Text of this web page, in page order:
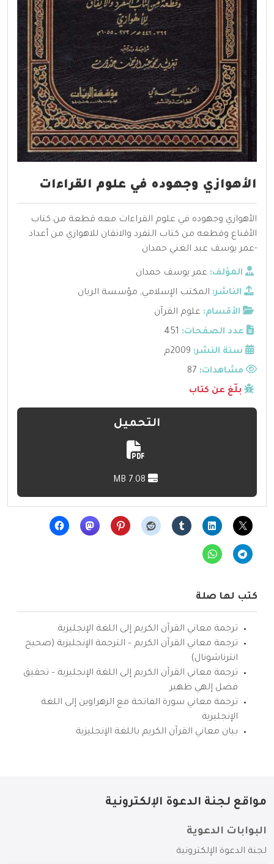
الأهوازي وجهوده في علوم القراءات
الأهوازي وجهوده في علوم القراءات معه قطعة من كتاب
الأقناع وقطعه من كتاب التفرد والاتقان للاهوازي من أعداد
-عمر يوسف عبد الغني حمدان
المؤلف: عمر يوسف حمدان
الناشر: المكتب الإسلامي, مؤسسة الريان
الأقسام: علوم القرآن
عدد الصفحات: 451
سنة النشر: 2009م
مشاهدات:
بلّغ عن كتاب
التحميل
كتب لها صلة
ترجمة معاني القرآن الكريم إلى اللغة الإنجليزية
ترجمة معاني القرآن الكريم – الترجمة الإنجليزية (صحيح
انترناشونال)
ترجمة معاني القرآن الكريم إلى اللغة الإنجليزية – تحقيق
فضل إلهي ظهير
ترجمة معاني سورة الفاتحة مع الزهراوين إلى اللغة
الإنجليزية
بيان معاني القرآن الكريم باللغة الإنجليزية
مواقع لجنة الدعوة الإلكترونية
البوابات الدعوية
لجنة الدعوة الإلكترونية